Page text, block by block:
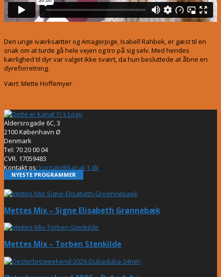
Den unge iværksætter og Amagerpige, Isabell Rahbek, er gæst til en
snak om at turde gå hele vejen og tro på sig selv. Med hendes
kærlighed til dyr var valget ikke svært, da hun besluttede at åbne en
dyreforretning.
Vært: Mette Hoffemyer
Aldersrogade 6C, 3
2100 København Ø
Denmark
Tel: 70 20 00 04
CVR. 17059483
Kontakt os: kontakt@kanal-1.dk
NYESTE PROGRAMMER
Mettes Mix – Signe Elisabeth Grønnebæk
Mettes Mix – Torben Stenkilde